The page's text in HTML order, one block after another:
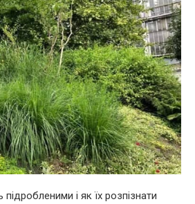
і як їх розпізнати